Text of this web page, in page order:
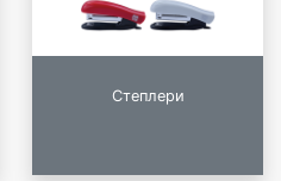
Степлери